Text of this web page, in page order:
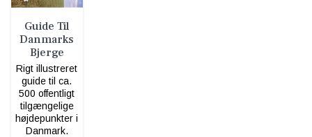
Guide Til
Danmarks
Bjerge
Rigt illustreret
guide til ca.
500 offentligt
tilgængelige
højdepunkter i
Danmark.